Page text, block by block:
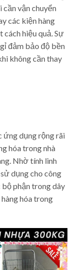
vận chuyển
các kiện hàng
cách hiệu quả. Sự
đảm bảo độ bền
không cần thay
ứng dụng rộng rãi
hóa trong nhà
Nhờ tính linh
dụng cho công
phận trong dây
hóa trong